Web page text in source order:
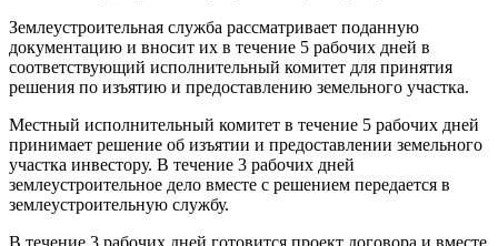
Землеустроительная служба рассматривает поданную
документацию и вносит их в течение 5 рабочих дней в
соответствующий исполнительный комитет для принятия
решения по изъятию и предоставлению земельного участка.
Местный исполнительный комитет в течение 5 рабочих дней
принимает решение об изъятии и предоставлении земельного
участка инвестору. В течение 3 рабочих дней
землеустроительное дело вместе с решением передается в
землеустроительную службу.
В течение 3 рабочих дней готовится проект договора и вместе